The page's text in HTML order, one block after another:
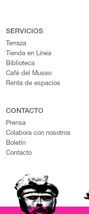
SERVICIOS
Terraza
Tienda en Línea
Biblioteca
Café del Museo
Renta de espacios
CONTACTO
Prensa
Colabora con nosotros
Boletín
Contacto